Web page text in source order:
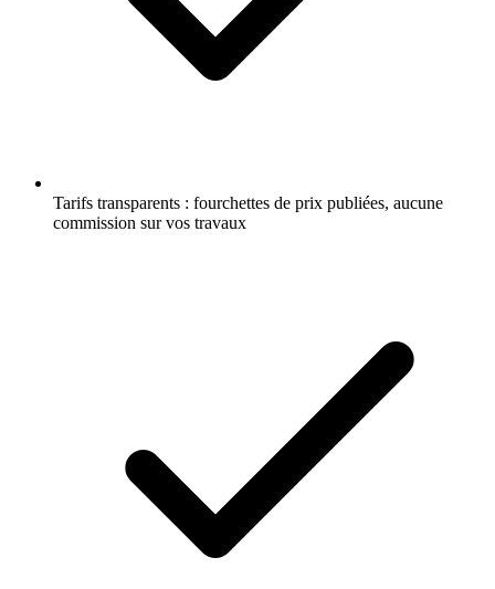
Tarifs transparents : fourchettes de prix publiées, aucune
commission sur vos travaux